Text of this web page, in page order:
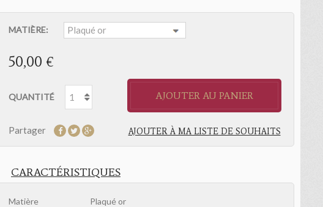
MATIÈRE:
50,00 €
QUANTITÉ AJOUTER AU PANIER
Partager AJOUTER À MA LISTE DE SOUHAITS
CARACTÉRISTIQUES
Matière
Plaqué or